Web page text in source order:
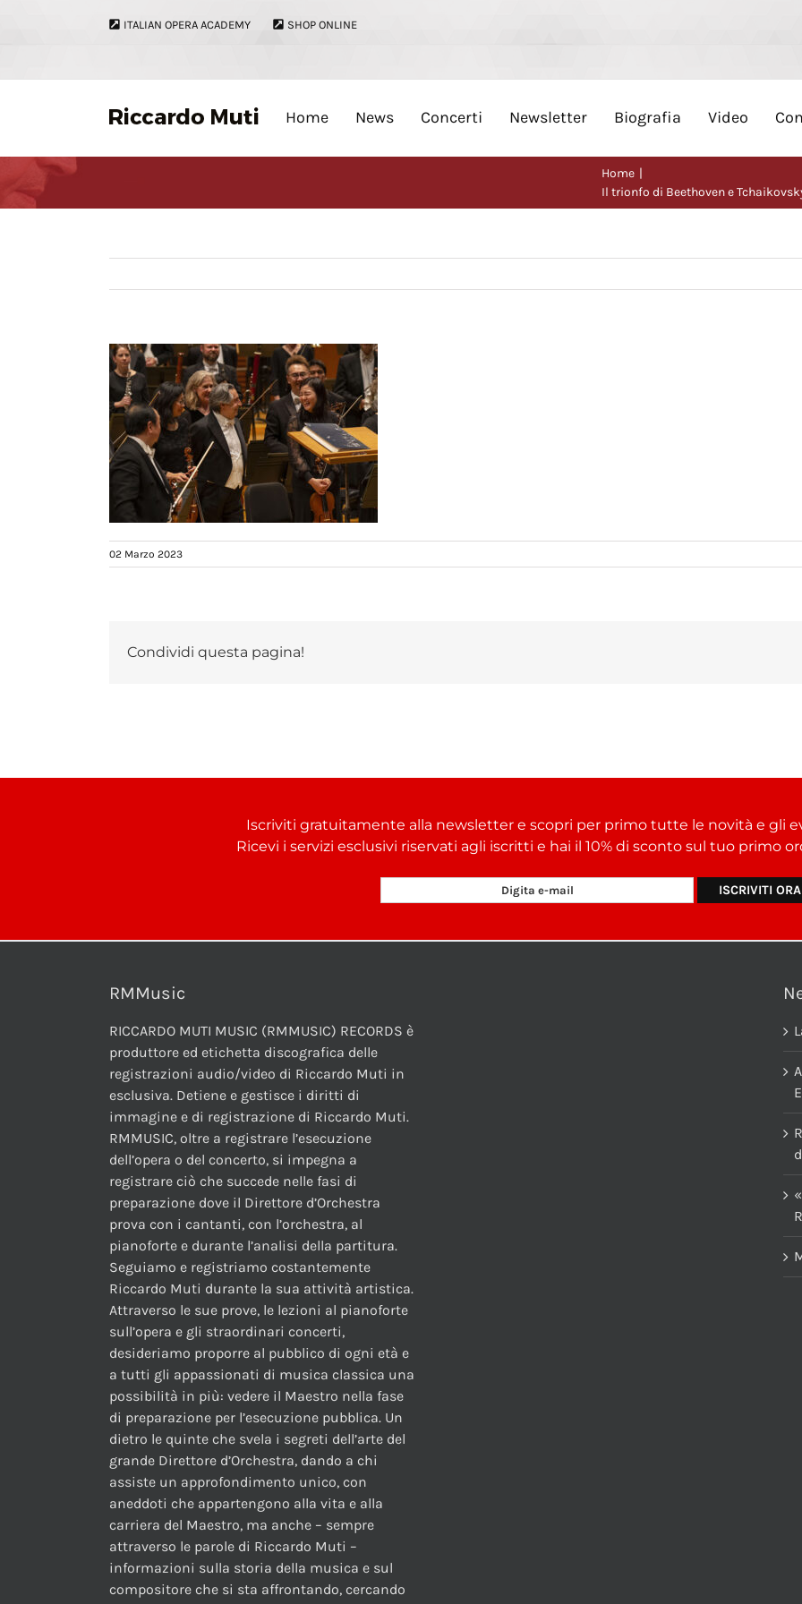
ITALIAN OPERA ACADEMY SHOP ONLINE
Home News Concerti Newsletter Biografia Video
Home
Il trionfo di Beethoven e
02 Marzo 2023
Condividi questa pagina!
Iscriviti gratuitamente alla newsletter e scopri per primo tutte le novità e gli
Ricevi i servizi esclusivi riservati agli iscritti e hai il 10% di sconto sul tuo primo
RMMusic
RICCARDO MUTI MUSIC (RMMUSIC) RECORDS è
produttore ed etichetta discografica delle
registrazioni audio/video di Riccardo Muti in
esclusiva. Detiene e gestisce i diritti di
immagine e di registrazione di Riccardo Muti.
RMMUSIC, oltre a registrare l’esecuzione
dell’opera o del concerto, si impegna a
registrare ciò che succede nelle fasi di
preparazione dove il Direttore d’Orchestra
prova con i cantanti, con l’orchestra, al
pianoforte e durante l’analisi della partitura.
Seguiamo e registriamo costantemente
Riccardo Muti durante la sua attività artistica.
Attraverso le sue prove, le lezioni al pianoforte
sull’opera e gli straordinari concerti,
desideriamo proporre al pubblico di ogni età e
a tutti gli appassionati di musica classica una
possibilità in più: vedere il Maestro nella fase
di preparazione per l’esecuzione pubblica. Un
dietro le quinte che svela i segreti dell’arte del
grande Direttore d’Orchestra, dando a chi
assiste un approfondimento unico, con
aneddoti che appartengono alla vita e alla
carriera del Maestro, ma anche – sempre
attraverso le parole di Riccardo Muti –
informazioni sulla storia della musica e sul
compositore che si sta affrontando, cercando